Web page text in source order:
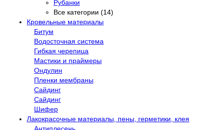
Рубанки
Все категории (14)
Кровельные материалы
Битум
Водосточная система
Гибкая черепица
Мастики и праймеры
Ондулин
Пленки мембраны
Сайдинг
Сайдинг
Шифер
Лакокрасочные материалы, пены, герметики, клея